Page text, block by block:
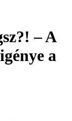
– A
a